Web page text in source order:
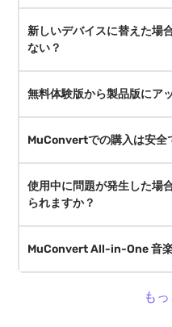
新しいデバイスに替えた場
ない？
無料体験版から製品版にア
MuConvertでの購入は安全
使用中に問題が発生した場
られますか？
MuConvert All-in-One 音
も